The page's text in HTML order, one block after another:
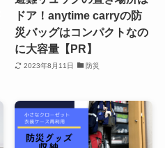
ドア！anytime carryの防
災バッグはコンパクトなの
に大容量【PR】
2023年8月11日 防災